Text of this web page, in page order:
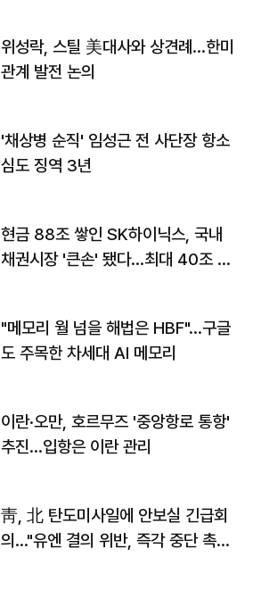
위성락, 스틸 美대사와 상견례…한미
관계 발전 논의
'채상병 순직' 임성근 전 사단장 항소
심도 징역 3년
현금 88조 쌓인 SK하이닉스, 국내
채권시장 '큰손' 됐다…최대 40조 투
"메모리 월 넘을 해법은 HBF"…구글
도 주목한 차세대 AI 메모리
이란·오만, 호르무즈 '중앙항로 통항'
추진…입항은 이란 관리
靑, 北 탄도미사일에 안보실 긴급회
의…"유엔 결의 위반, 즉각 중단 촉